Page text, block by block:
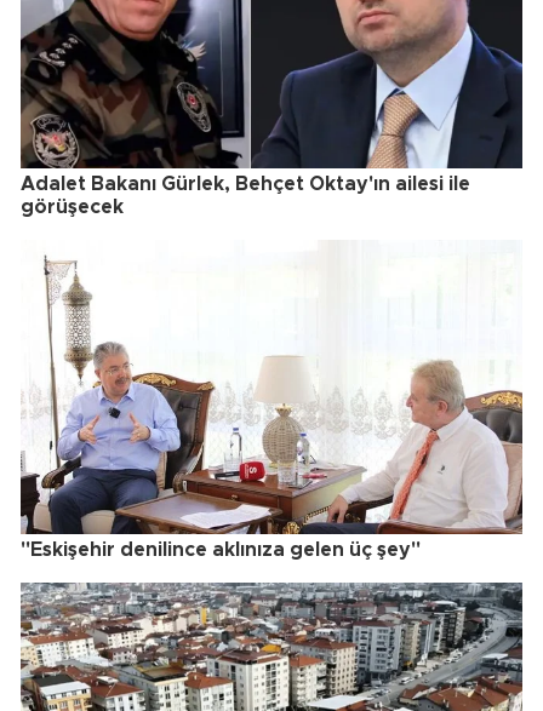
Adalet Bakanı Gürlek, Behçet Oktay'ın ailesi ile
görüşecek
"Eskişehir denilince aklınıza gelen üç şey"